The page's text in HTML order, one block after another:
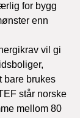
for bygg
enn
vil gi
bare brukes
står norske
mellom 80